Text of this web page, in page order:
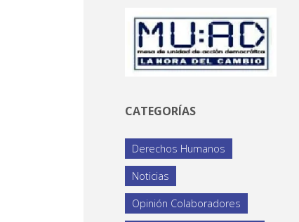
CATEGORÍAS
Derechos Humanos
Noticias
Opinión Colaboradores